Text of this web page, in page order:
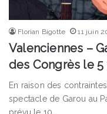
Florian Bigotte 11 juin
Valenciennes –
des Congrès le 5
En raison des
spectacle de Garou au